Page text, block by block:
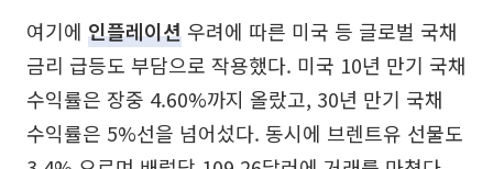
여기에 인플레이션 우려에 따른 미국 등 글로벌 국채
금리 급등도 부담으로 작용했다. 미국 10년 만기 국채
수익률은 장중 4.60%까지 올랐고, 30년 만기 국채
수익률은 5%선을 넘어섰다. 동시에 브렌트유 선물도